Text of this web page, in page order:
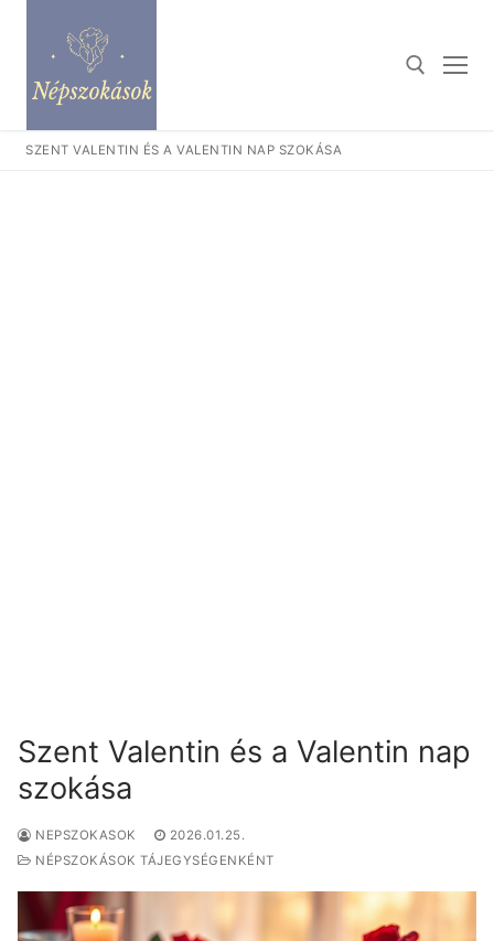
tartalomra
Keresése:
SZENT VALENTIN ÉS A VALENTIN NAP SZOKÁSA
Szent Valentin és a Valentin nap
szokása
NEPSZOKASOK
2026.01.25.
NÉPSZOKÁSOK TÁJEGYSÉGENKÉNT